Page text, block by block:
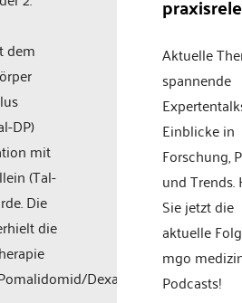
dem
DP)
mit
(Tal-
Die
die
Dexamethason).
Aktuelle
spannende
Einblicke in
Forschung,
und Trends.
Sie jetzt die
aktuelle
mgo
Podcasts!